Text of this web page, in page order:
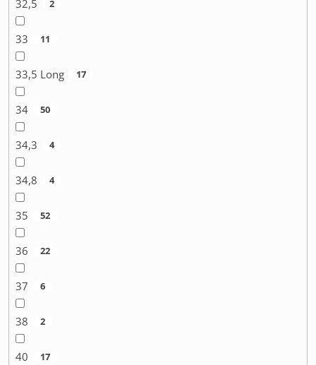
32,5 2
33 11
33,5 Long 17
34 50
34,3 4
34,8 4
35 52
36 22
37 6
38 2
40 17